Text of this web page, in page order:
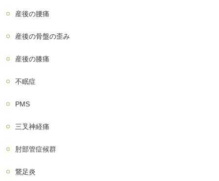
産後の腰痛
産後の骨盤の歪み
産後の膝痛
不眠症
PMS
三叉神経痛
肘部管症候群
鵞足炎